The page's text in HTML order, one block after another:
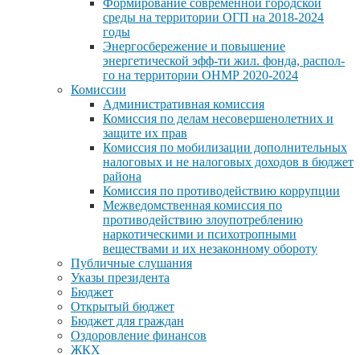
среды на территории ОГП на 2018-2024
годы
Энергосбережение и повышение
энергетической эфф-ти жил. фонда, распол-
го на территории ОНМР 2020-2024
Комиссии
Административная комиссия
Комиссия по делам несовершенолетних и
защите их прав
Комиссия по мобилизации дополнительных
налоговых и не налоговых доходов в бюджет
района
Комиссия по противодействию коррупции
Межведомственная комиссия по
противодействию злоупотреблению
наркотическими и психотропными
веществами и их незаконному обороту
Публичные слушания
Указы президента
Бюджет
Открытый бюджет
Бюджет для граждан
Оздоровление финансов
ЖКХ